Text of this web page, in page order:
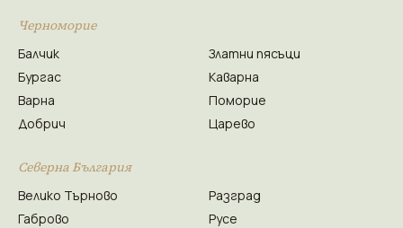
Черноморие
Балчик
Бургас
Варна
Добрич
Златни пясъци
Каварна
Поморие
Царево
Северна България
Велико Търново
Габрово
Разград
Русе